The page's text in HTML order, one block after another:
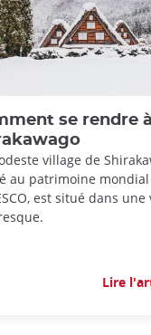
se rendre à
village de
au patrimoine
est situé dans une
Lire